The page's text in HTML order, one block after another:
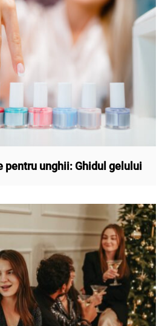
pentru unghii: Ghidul gelului